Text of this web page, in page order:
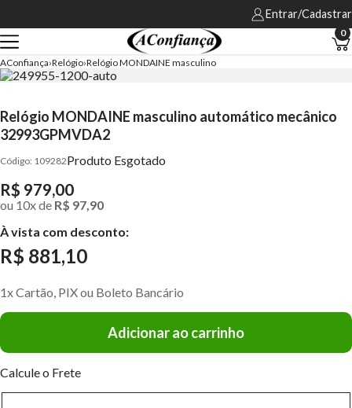
Entrar/Cadastrar
0
AConfiança Relógio Relógio MONDAINE masculino
Relógio MONDAINE masculino automático mecânico
32993GPMVDA2
109282Produto Esgotado
R$ 979,00
ou 10xde R$ 97,90
À vista com desconto:
R$ 881,10
1x Cartão, PIX ou Boleto Bancário
Adicionar ao carrinho
Calcule o Frete